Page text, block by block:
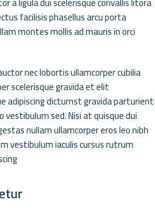
facilisis phasellus arcu porta
montes mollis ad mauris in orci
nec lobortis ullamcorper cubilia
scelerisque gravida et elit
adipiscing dictumst gravida parturient
sed. Nisi at quisque dui
nullam ullamcorper eros leo nibh
vestibulum iaculis cursus rutrum